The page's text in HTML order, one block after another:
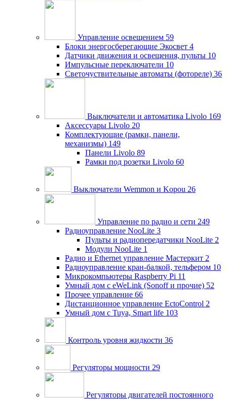
Управление освещением 59
Блоки энергосберегающие Экосвет 4
Датчики движения и освещения, пульты 10
Импульсные переключатели 10
Светочуствительные автоматы (фотореле) 36
Выключатели и автоматика Livolo 169
Аксессуары Livolo 20
Комплектующие (рамки, панели,
механизмы) 149
Панели Livolo 89
Рамки под розетки Livolo 60
Выключатели Wemmon и Kopou 26
Управление по радио и сети 249
Радиоуправление NooLite 3
Пульты и радиопередатчики NooLite 2
Модули NooLite 1
Радио и Ethernet управление Мастеркит 2
Радиоуправление кран-балкой, тельфером 10
Микрокомпьютеры Raspberry Pi 11
Умный дом c eWeLink (Sonoff и прочие) 52
Прочее управление 66
Дистанционное управление EctoControl 2
Умный дом с Tuya, Smart life 103
Контроль уровня жидкости 36
Регуляторы мощности 29
Регуляторы двигателей постоянного